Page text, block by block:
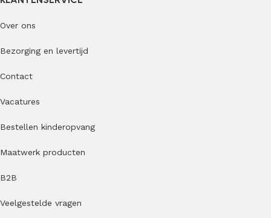
Over ons
Bezorging en levertijd
Contact
Vacatures
Bestellen kinderopvang
Maatwerk producten
B2B
Veelgestelde vragen